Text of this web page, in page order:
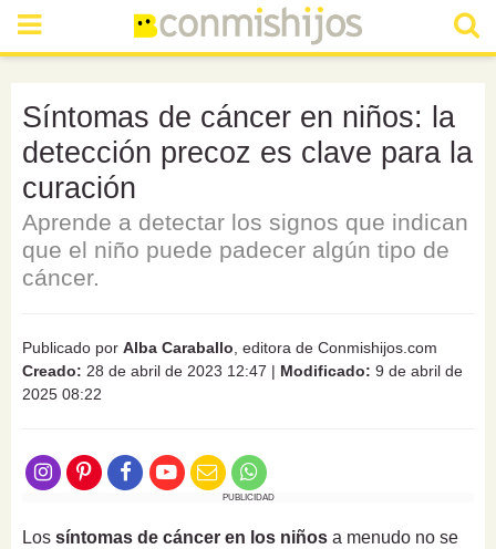
Síntomas de cáncer en niños: la
detección precoz es clave para la
curación
Aprende a detectar los signos que indican
que el niño puede padecer algún tipo de
cáncer.
Publicado por Alba Caraballo , editora de Conmishijos.com
Creado: 28 de abril de 2023 12:47 | Modificado: 9 de abril de
2025 08:22
PUBLICIDAD
Los síntomas de cáncer en los niños a menudo no se